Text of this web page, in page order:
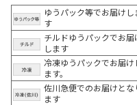
ゆうパック等でお届けし
す
チルドゆうパックでお届
します
冷凍ゆうパックでお届け
ます。
佐川急便でのお届けとな
ます